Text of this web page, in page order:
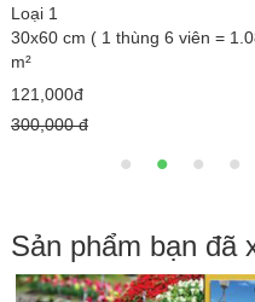
Loại 1
690 x 375 x 820 mm
3,000,000đ
4,300,000 đ
Sản phẩm bạn đã